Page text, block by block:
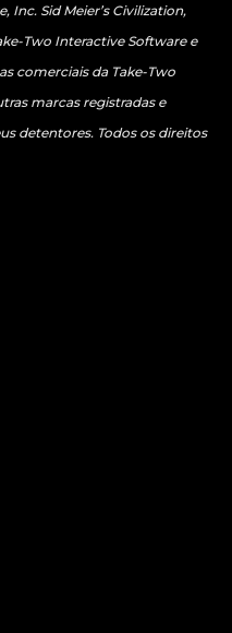
Inc. Sid Meier’s Civilization,
Two Interactive Software e
comerciais da Take-Two
marcas registradas e
detentores. Todos os direitos